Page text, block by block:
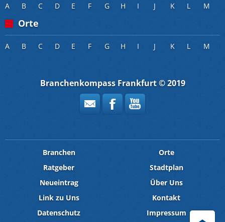
A B C D E F G H I J K L M
Orte
A B C D E F G H I J K L M
Branchenkompass Frankfurt © 2019
Branchen
Orte
Ratgeber
Stadtplan
Neueintrag
Über Uns
Link zu Uns
Kontakt
Datenschutz
Impressum